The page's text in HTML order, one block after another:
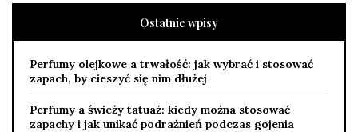
Ostatnie wpisy
Perfumy olejkowe a trwałość: jak wybrać i stosować
zapach, by cieszyć się nim dłużej
Perfumy a świeży tatuaż: kiedy można stosować
zapachy i jak unikać podrażnień podczas gojenia